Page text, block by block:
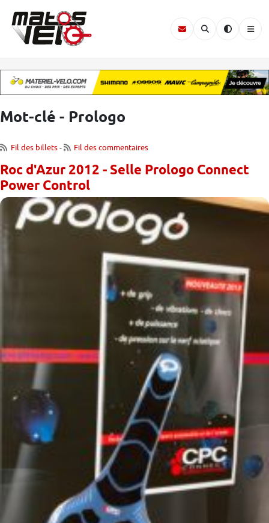
Mot-clé - Prologo
Fil des billets- Fil des commentaires
Roc d'Azur 2012 - Selle Prologo Connect
Power Control